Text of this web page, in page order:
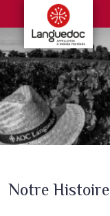
Notre Histoire